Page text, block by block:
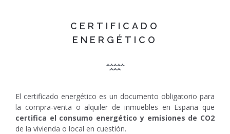
CERTIFICADO
ENERGÉTICO
El certificado energético es un documento obligatorio para
la compra-venta o alquiler de inmuebles en España que
certifica el consumo energético y emisiones de CO2
de la vivienda o local en cuestión.